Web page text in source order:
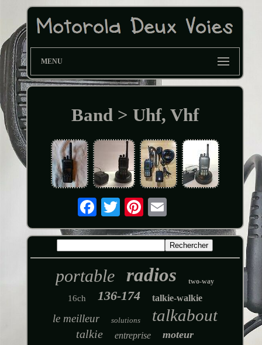
MENU
Band > Uhf, Vhf
portable radios two-way
16ch 136-174 talkie-walkie
le meilleur solutions talkabout
talkie entreprise moteur